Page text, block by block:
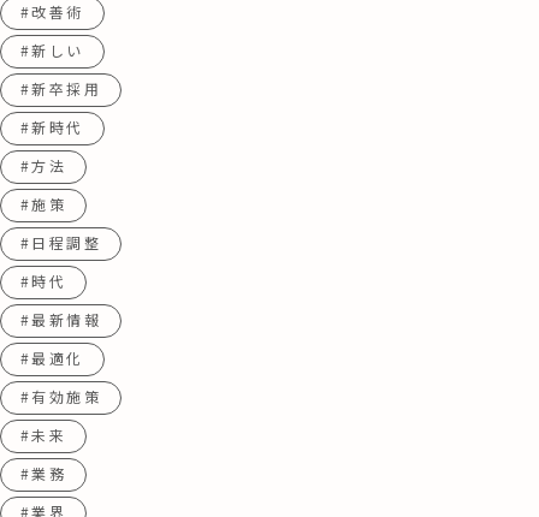
#改善術
#新しい
#新卒採用
#新時代
#方法
#施策
#日程調整
#時代
#最新情報
#最適化
#有効施策
#未来
#業務
#業界